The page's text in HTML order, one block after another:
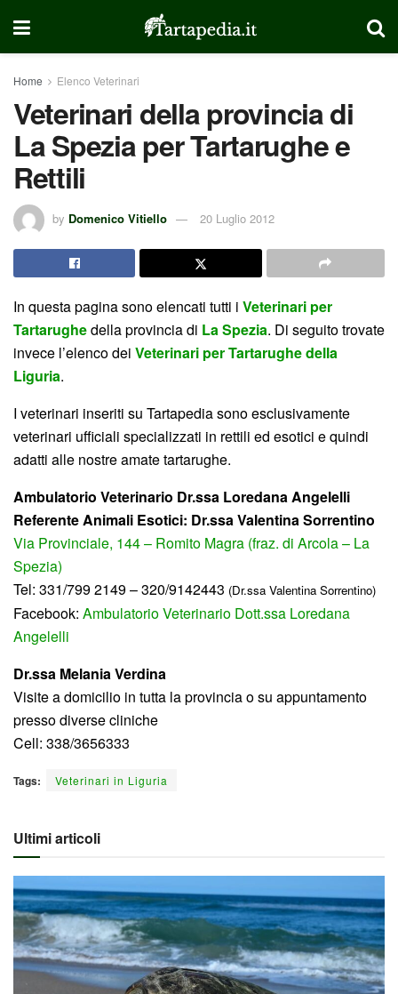
Home Elenco Veterinari
Veterinari della provincia di
La Spezia per Tartarughe e
Rettili
by Domenico Vitiello 20 Luglio 2012
In questa pagina sono elencati tutti i Veterinari per
Tartarughedella provincia di La Spezia. Di seguito trovate
invece l’elenco dei Veterinari per Tartarughe della
Liguria.
I veterinari inseriti su Tartapedia sono esclusivamente
veterinari ufficiali specializzati in rettili ed esotici e quindi
adatti alle nostre amate tartarughe.
Ambulatorio Veterinario Dr.ssa Loredana Angelelli
Referente Animali Esotici: Dr.ssa Valentina Sorrentino
Via Provinciale, 144 – Romito Magra (fraz. di Arcola – La
Spezia)
Tel: 331/799 2149 – 320/9142443 (Dr.ssa Valentina Sorrentino)
Facebook: Ambulatorio Veterinario Dott.ssa Loredana
Angelelli
Dr.ssa Melania Verdina
Visite a domicilio in tutta la provincia o su appuntamento
presso diverse cliniche
Cell: 338/3656333
Tags: Veterinari in Liguria
Ultimi articoli